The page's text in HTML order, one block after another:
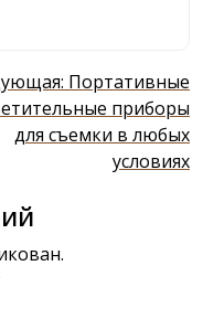
Портативные
приборы
для съемки в любых
условиях